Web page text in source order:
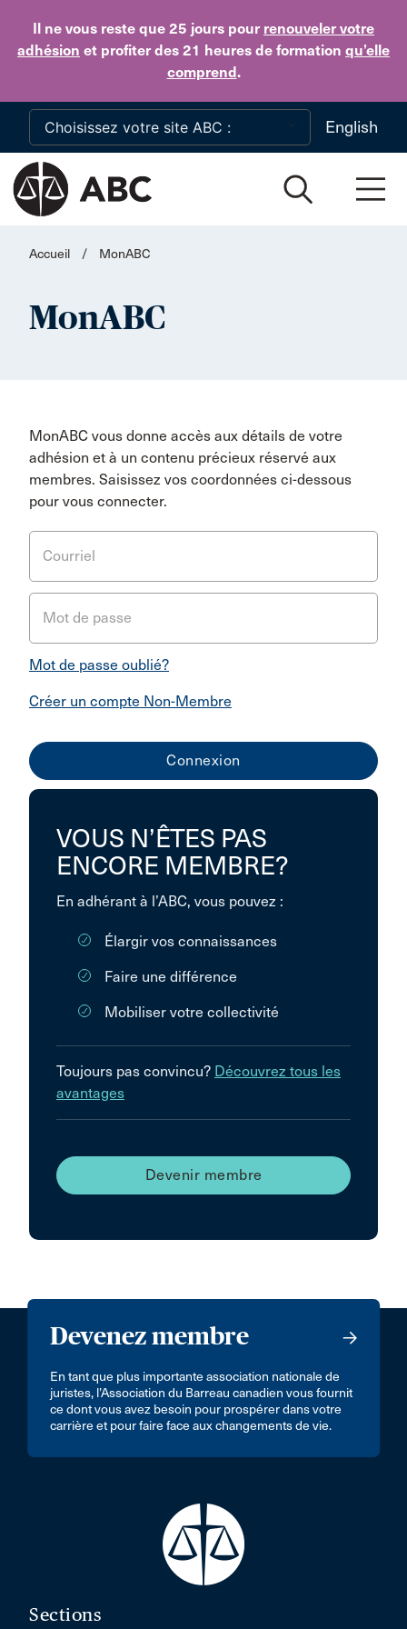
Il ne vous reste que 25 jours pour renouveler votre
adhésion et profiter des 21 heures de formation qu’elle
comprend.
Skip to main content
English
Accueil / MonABC
MonABC
MonABC vous donne accès aux détails de votre
adhésion et à un contenu précieux réservé aux
membres. Saisissez vos coordonnées ci-dessous
pour vous connecter.
Courriel
Mot de passe
Mot de passe oublié?
Créer un compte Non-Membre
VOUS N’ÊTES PAS
ENCORE MEMBRE?
En adhérant à l’ABC, vous pouvez :
Élargir vos connaissances
Faire une différence
Mobiliser votre collectivité
Toujours pas convincu? Découvrez tous les
avantages
Devenir membre
Devenez membre
En tant que plus importante association nationale de
juristes, l’Association du Barreau canadien vous fournit
ce dont vous avez besoin pour prospérer dans votre
carrière et pour faire face aux changements de vie.
Sections